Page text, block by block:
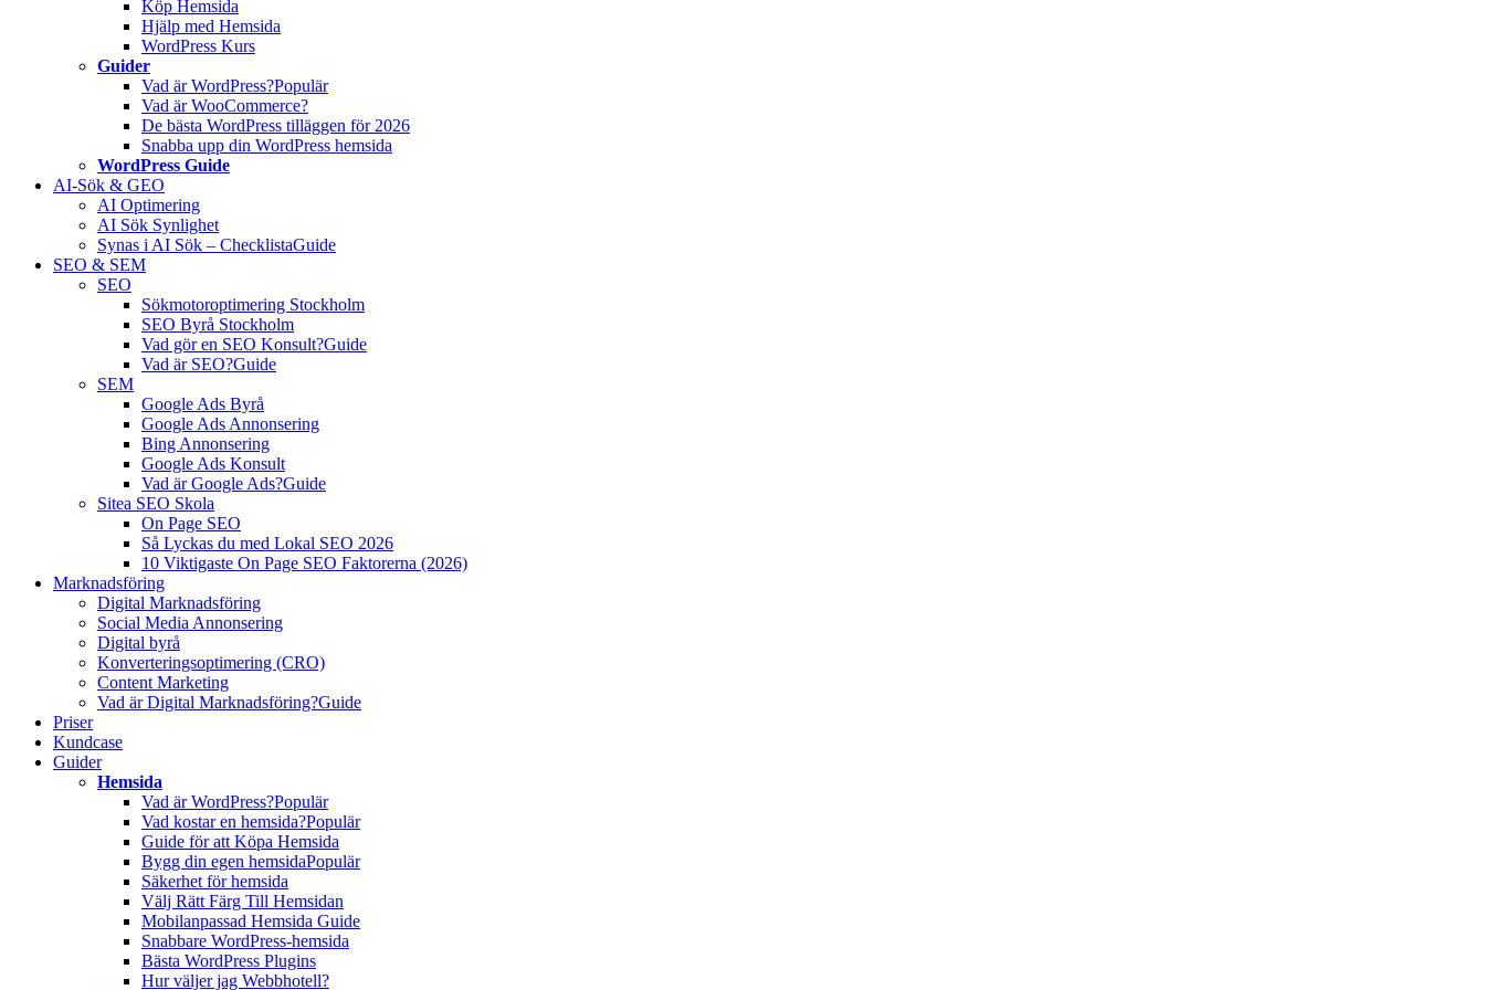
Köp Hemsida
Hjälp med Hemsida
WordPress Kurs
Guider
Vad är WordPress?Populär
Vad är WooCommerce?
De bästa WordPress tilläggen för 2026
Snabba upp din WordPress hemsida
WordPress Guide
AI-Sök & GEO
AI Optimering
AI Sök Synlighet
Synas i AI Sök – ChecklistaGuide
SEO & SEM
SEO
Sökmotoroptimering Stockholm
SEO Byrå Stockholm
Vad gör en SEO Konsult?Guide
Vad är SEO?Guide
SEM
Google Ads Byrå
Google Ads Annonsering
Bing Annonsering
Google Ads Konsult
Vad är Google Ads?Guide
Sitea SEO Skola
On Page SEO
Så Lyckas du med Lokal SEO 2026
10 Viktigaste On Page SEO Faktorerna (2026)
Marknadsföring
Digital Marknadsföring
Social Media Annonsering
Digital byrå
Konverteringsoptimering (CRO)
Content Marketing
Vad är Digital Marknadsföring?Guide
Priser
Kundcase
Guider
Hemsida
Vad är WordPress?Populär
Vad kostar en hemsida?Populär
Guide för att Köpa Hemsida
Bygg din egen hemsidaPopulär
Säkerhet för hemsida
Välj Rätt Färg Till Hemsidan
Mobilanpassad Hemsida Guide
Snabbare WordPress-hemsida
Bästa WordPress Plugins
Hur väljer jag Webbhotell?